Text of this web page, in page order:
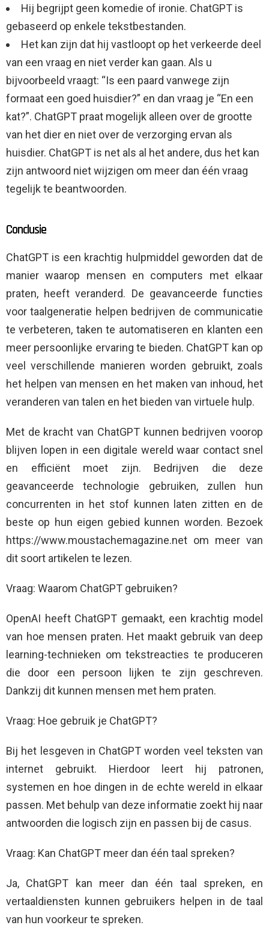
Hij begrijpt geen komedie of ironie. ChatGPT is
gebaseerd op enkele tekstbestanden.
Het kan zijn dat hij vastloopt op het verkeerde deel
van een vraag en niet verder kan gaan. Als u
bijvoorbeeld vraagt: “Is een paard vanwege zijn
formaat een goed huisdier?” en dan vraag je “En een
kat?”. ChatGPT praat mogelijk alleen over de grootte
van het dier en niet over de verzorging ervan als
huisdier. ChatGPT is net als al het andere, dus het kan
zijn antwoord niet wijzigen om meer dan één vraag
tegelijk te beantwoorden.
Conclusie
ChatGPT is een krachtig hulpmiddel geworden dat de
manier waarop mensen en computers met elkaar
praten, heeft veranderd. De geavanceerde functies
voor taalgeneratie helpen bedrijven de communicatie
te verbeteren, taken te automatiseren en klanten een
meer persoonlijke ervaring te bieden. ChatGPT kan op
veel verschillende manieren worden gebruikt, zoals
het helpen van mensen en het maken van inhoud, het
veranderen van talen en het bieden van virtuele hulp.
Met de kracht van ChatGPT kunnen bedrijven voorop
blijven lopen in een digitale wereld waar contact snel
en efficiënt moet zijn. Bedrijven die deze
geavanceerde technologie gebruiken, zullen hun
concurrenten in het stof kunnen laten zitten en de
beste op hun eigen gebied kunnen worden. Bezoek
https://www.moustachemagazine.net om meer van
dit soort artikelen te lezen.
Vraag: Waarom ChatGPT gebruiken?
OpenAI heeft ChatGPT gemaakt, een krachtig model
van hoe mensen praten. Het maakt gebruik van deep
learning-technieken om tekstreacties te produceren
die door een persoon lijken te zijn geschreven.
Dankzij dit kunnen mensen met hem praten.
Vraag: Hoe gebruik je ChatGPT?
Bij het lesgeven in ChatGPT worden veel teksten van
internet gebruikt. Hierdoor leert hij patronen,
systemen en hoe dingen in de echte wereld in elkaar
passen. Met behulp van deze informatie zoekt hij naar
antwoorden die logisch zijn en passen bij de casus.
Vraag: Kan ChatGPT meer dan één taal spreken?
Ja, ChatGPT kan meer dan één taal spreken, en
vertaaldiensten kunnen gebruikers helpen in de taal
van hun voorkeur te spreken.